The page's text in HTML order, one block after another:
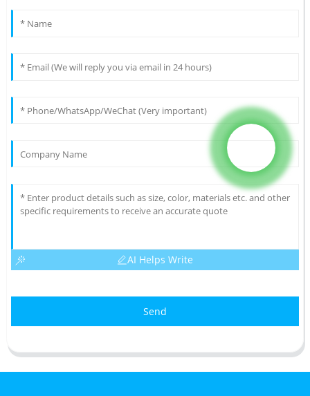
AI Helps Write
Send